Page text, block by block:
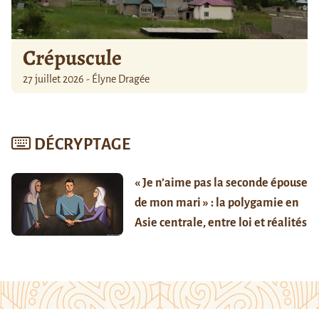
Crépuscule
27 juillet 2026 - Élyne Dragée
DÉCRYPTAGE
« Je n’aime pas la seconde épouse
de mon mari » : la polygamie en
Asie centrale, entre loi et réalités